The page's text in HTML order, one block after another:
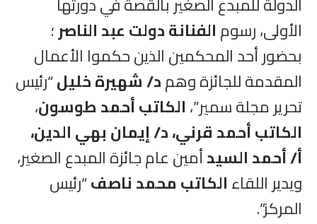
الأولى، رسومالفنانة دولت عبد الناصر؛
بحضور أحد المحكمين الذين حكموا الأعمال
المقدمة للجائزة وهمد/ شهيرة خليل“رئيس
تحرير مجلة سمير”،الكاتب أحمد طوسون،
الكاتب أحمد قرني، د/ إيمان بهي الدين،
أ/ أحمد السيدأمين عام جائزة المبدع الصغير،
ويدير اللقاءالكاتب محمد ناصف“رئيس
المركز”.